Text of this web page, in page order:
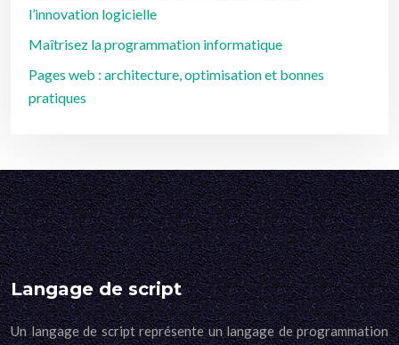
l’innovation logicielle
Maîtrisez la programmation informatique
Pages web : architecture, optimisation et bonnes
pratiques
Langage de script
Un langage de script représente un langage de programmation